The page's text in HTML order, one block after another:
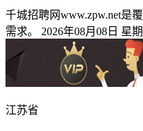
千城招聘网www.zpw.net是
需求。 2026年08月08日 星
江苏省